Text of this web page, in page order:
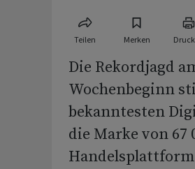
Teilen Merken
Die Rekordjagd
Wochenbeginn
bekanntesten
die Marke von 67